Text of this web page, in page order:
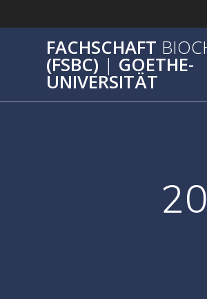
Inhalt
FACHSCHAFT
(FSBC) | GOETHE-
UNIVERSITÄT